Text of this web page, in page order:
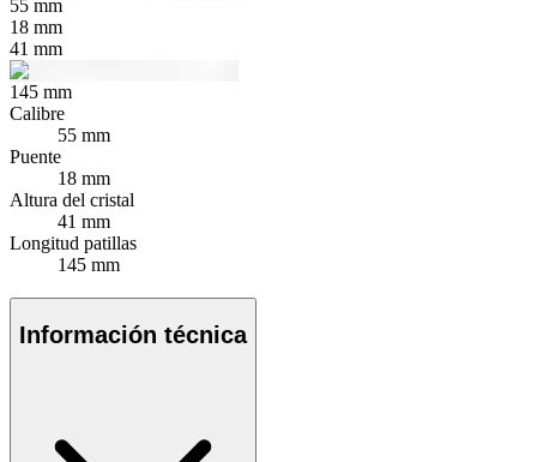
55 mm
18 mm
41 mm
145 mm
Calibre
55 mm
Puente
18 mm
Altura del cristal
41 mm
Longitud patillas
145 mm
Información técnica